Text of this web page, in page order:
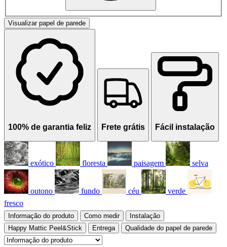
Visualizar papel de parede
100% de garantia feliz Frete grátis Fácil instalação
exótico floresta paisagem selva
outono fundo céu
verde
fresco
Informação do produto Como medir
Instalação
Happy Mattic Peel&Stick
Entrega Qualidade do papel de parede